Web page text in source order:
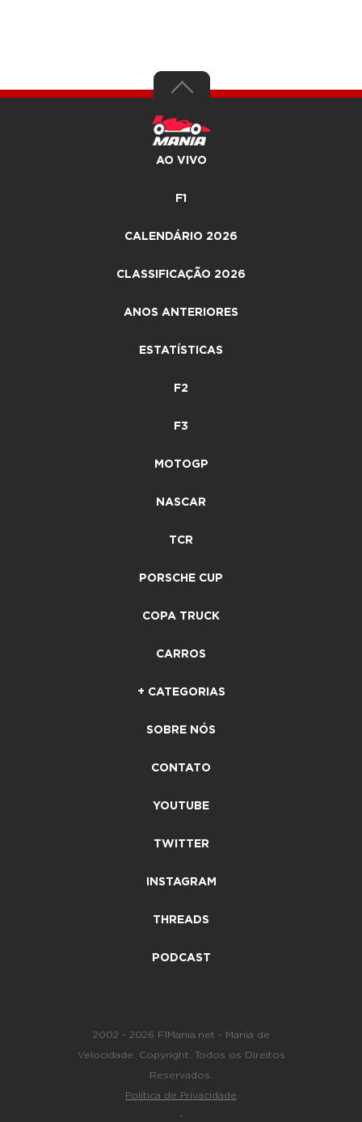
AO VIVO
F1
CALENDÁRIO 2026
CLASSIFICAÇÃO 2026
ANOS ANTERIORES
ESTATÍSTICAS
F2
F3
MOTOGP
NASCAR
TCR
PORSCHE CUP
COPA TRUCK
CARROS
+ CATEGORIAS
SOBRE NÓS
CONTATO
YOUTUBE
TWITTER
INSTAGRAM
THREADS
PODCAST
2002 - 2026 F1Mania.net - Mania de
Velocidade. Copyright. Todos os Direitos
Reservados.
Política de Privacidade
-